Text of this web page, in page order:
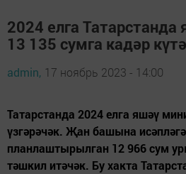
2024 елга
13 135 сумга кадәр
admin, 17 ноябрь 2023 - 14:00
Татарстанда 2024 елга яшәү
үзгәрәчәк. Җан башына
планлаштырылган 12 966 сум
тәшкил итәчәк. Бу хакта